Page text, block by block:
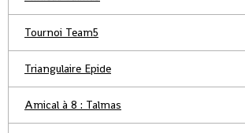
Tournoi Team5
Triangulaire Epide
Amical à 8 : Talmas